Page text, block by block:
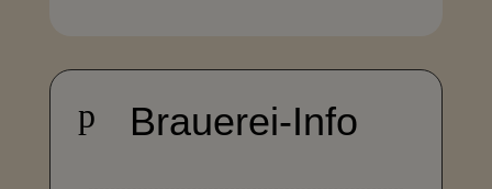
p Brauerei-Info